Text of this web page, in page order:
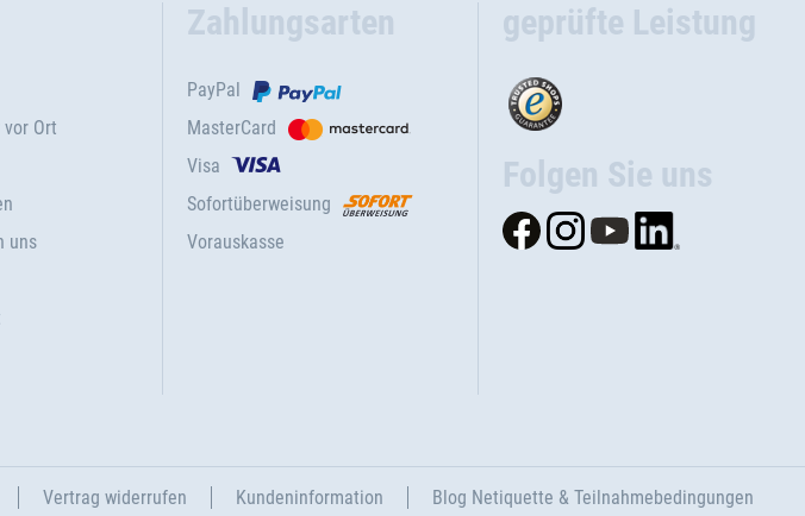
Ort
uns
Zahlungsarten
PayPal
MasterCard
Visa
Sofortüberweisung
Vorauskasse
geprüfte Leistung
Folgen Sie uns
Vertrag widerrufen Kundeninformation Blog Netiquette & Teilnahmebedingungen